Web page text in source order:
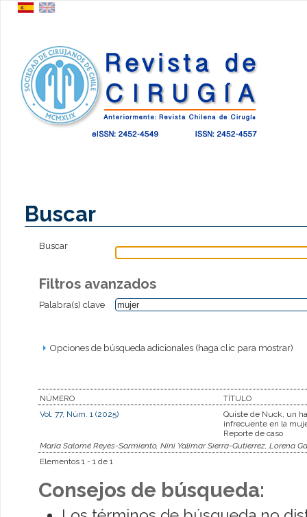
Buscar
Buscar
Filtros avanzados
Palabra(s) clave
Opciones de búsqueda adicionales (haga clic para mostrar)
NÚMERO
TÍTULO
Vol. 77, Núm. 1 (2025)
Quiste de Nuck, un
infrecuente en la
Reporte de caso
María Salomé Reyes-Sarmiento, Nini Yalimar Sierra-Gutierrez, Lorena
Elementos 1 - 1 de 1
Consejos de búsqueda: